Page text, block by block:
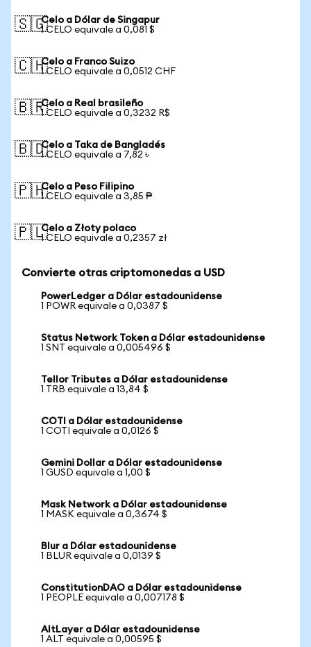
🇸🇬Celo a Dólar de Singapur
1 CELO equivale a 0,081 $
🇨🇭Celo a Franco Suizo
1 CELO equivale a 0,0512 CHF
🇧🇷Celo a Real brasileño
1 CELO equivale a 0,3232 R$
🇧🇩Celo a Taka de Bangladés
1 CELO equivale a 7,82 ৳
🇵🇭Celo a Peso Filipino
1 CELO equivale a 3,85 ₱
🇵🇱Celo a Złoty polaco
1 CELO equivale a 0,2357 zł
Convierte otras criptomonedas a USD
PowerLedger a Dólar estadounidense
1 POWR equivale a 0,0387 $
Status Network Token a Dólar estadounidense
1 SNT equivale a 0,005496 $
Tellor Tributes a Dólar estadounidense
1 TRB equivale a 13,84 $
COTI a Dólar estadounidense
1 COTI equivale a 0,0126 $
Gemini Dollar a Dólar estadounidense
1 GUSD equivale a 1,00 $
Mask Network a Dólar estadounidense
1 MASK equivale a 0,3674 $
Blur a Dólar estadounidense
1 BLUR equivale a 0,0139 $
ConstitutionDAO a Dólar estadounidense
1 PEOPLE equivale a 0,007178 $
AltLayer a Dólar estadounidense
1 ALT equivale a 0,00595 $